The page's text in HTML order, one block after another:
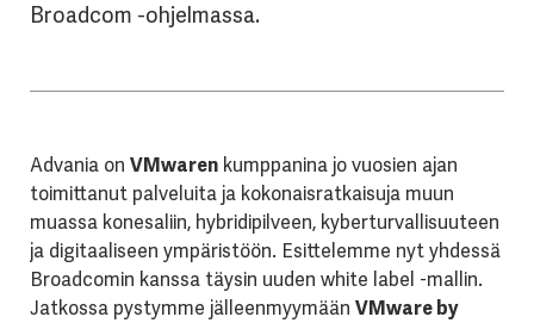
Broadcom -ohjelmassa.
Advania on VMwarenkumppanina jo vuosien ajan
toimittanut palveluita ja kokonaisratkaisuja muun
muassa konesaliin, hybridipilveen, kyberturvallisuuteen
ja digitaaliseen ympäristöön. Esittelemme nyt yhdessä
Broadcomin kanssa täysin uuden white label -mallin.
Jatkossa pystymme jälleenmyymään VMware by